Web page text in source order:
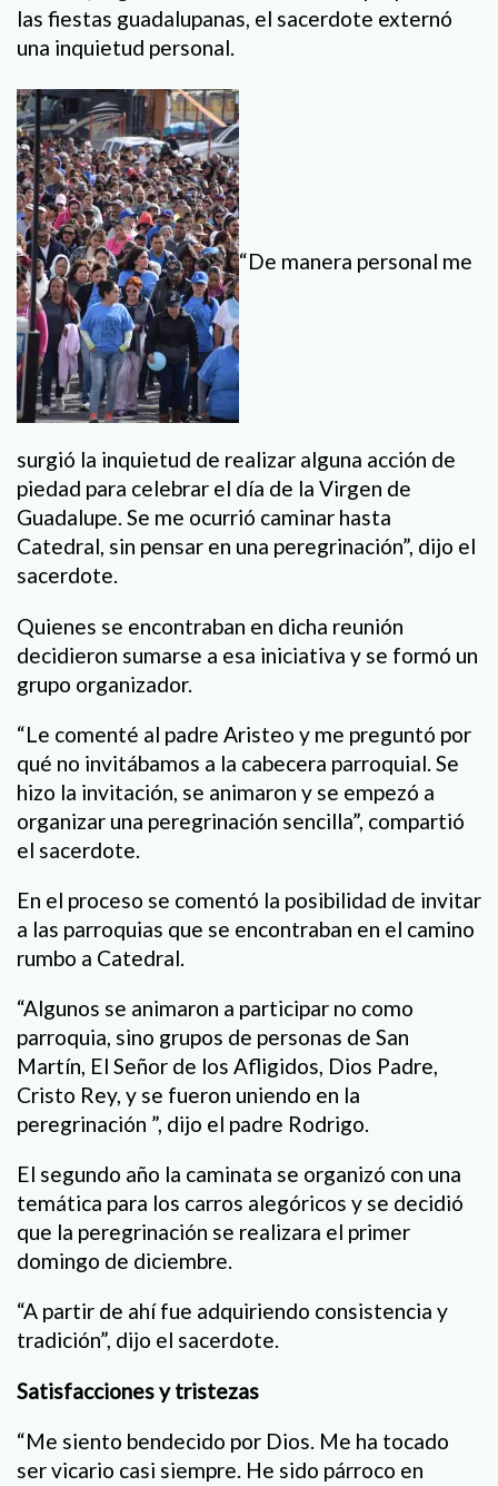
las fiestas guadalupanas, el sacerdote externó
una inquietud personal.
“De manera personal me
surgió la inquietud de realizar alguna acción de
piedad para celebrar el día de la Virgen de
Guadalupe. Se me ocurrió caminar hasta
Catedral, sin pensar en una peregrinación”, dijo el
sacerdote.
Quienes se encontraban en dicha reunión
decidieron sumarse a esa iniciativa y se formó un
grupo organizador.
“Le comenté al padre Aristeo y me preguntó por
qué no invitábamos a la cabecera parroquial. Se
hizo la invitación, se animaron y se empezó a
organizar una peregrinación sencilla”, compartió
el sacerdote.
En el proceso se comentó la posibilidad de invitar
a las parroquias que se encontraban en el camino
rumbo a Catedral.
“Algunos se animaron a participar no como
parroquia, sino grupos de personas de San
Martín, El Señor de los Afligidos, Dios Padre,
Cristo Rey, y se fueron uniendo en la
peregrinación ”, dijo el padre Rodrigo.
El segundo año la caminata se organizó con una
temática para los carros alegóricos y se decidió
que la peregrinación se realizara el primer
domingo de diciembre.
“A partir de ahí fue adquiriendo consistencia y
tradición”, dijo el sacerdote.
Satisfacciones y tristezas
“Me siento bendecido por Dios. Me ha tocado
ser vicario casi siempre. He sido párroco en